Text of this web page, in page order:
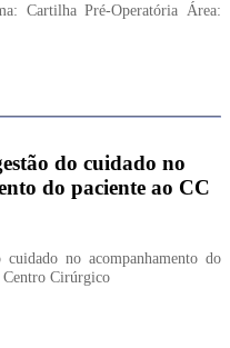
Cartilha Pré-Operatória Área:
do cuidado no
do paciente ao CC
no acompanhamento do
Centro Cirúrgico